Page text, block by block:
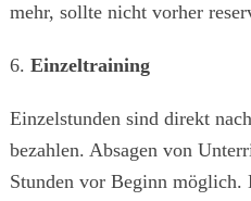
mehr, sollte nicht vorher
6. Einzeltraining
Einzelstunden sind direkt
bezahlen. Absagen von
Stunden vor Beginn